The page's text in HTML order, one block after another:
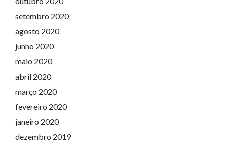
setembro 2020
agosto 2020
junho 2020
maio 2020
abril 2020
março 2020
fevereiro 2020
janeiro 2020
dezembro 2019